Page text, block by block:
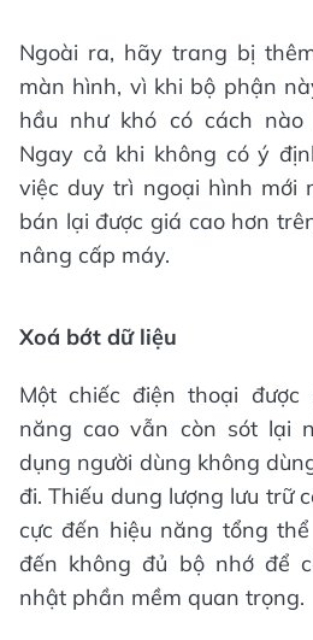
Ngoài ra, hãy trang bị
màn hình, vì khi bộ phận
hầu như khó có cách
Ngay cả khi không có ý
việc duy trì ngoại hình mới
bán lại được giá cao hơn
nâng cấp máy.
Xoá bớt dữ liệu
Một chiếc điện thoại được
năng cao vẫn còn sót lại
dụng người dùng không
đi. Thiếu dung lượng lưu trữ
cực đến hiệu năng tổng
đến không đủ bộ nhớ để
nhật phần mềm quan trọng.